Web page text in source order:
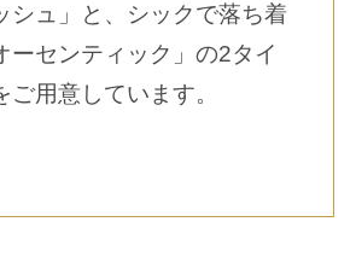
シュ」と、シックで落ち着
ーセンティック」の2タイ
ご用意しています。